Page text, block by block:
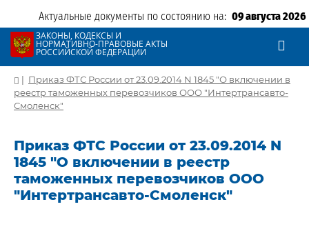
Актуальные документы по состоянию на: 09 августа 2026
ЗАКОНЫ, КОДЕКСЫ И
НОРМАТИВНО-ПРАВОВЫЕ АКТЫ
РОССИЙСКОЙ ФЕДЕРАЦИИ
| Приказ ФТС России от 23.09.2014 N 1845 "О включении в
реестр таможенных перевозчиков ООО "Интертрансавто-
Смоленск"
Приказ ФТС России от 23.09.2014 N
1845 "О включении в реестр
таможенных перевозчиков ООО
"Интертрансавто-Смоленск"